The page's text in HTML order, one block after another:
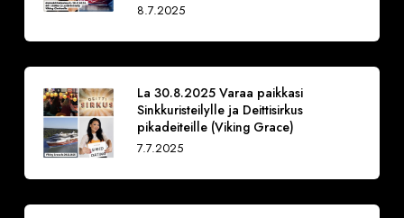
8.7.2025
La 30.8.2025 Varaa paikkasi
Sinkkuristeilylle ja Deittisirkus
pikadeiteille (Viking Grace)
7.7.2025